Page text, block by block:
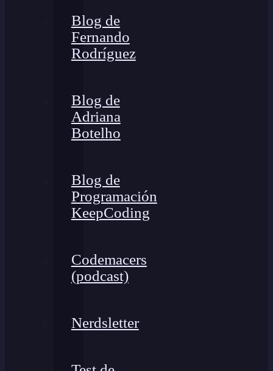
Blog de
Fernando
Rodríguez
Blog de
Adriana
Botelho
Blog de
Programación
KeepCoding
Codemacers
(podcast)
Nerdsletter